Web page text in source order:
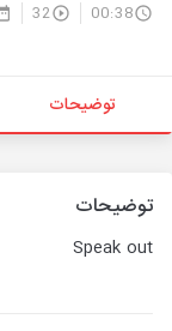
00:38
32
توضیحات
توضیحات
Speak out